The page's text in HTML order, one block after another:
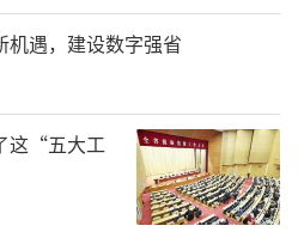
式的底层逻辑——借由技
统产业的人力堆砌，AI
挂大脑”：
助行业开放算力让周期缩
人完成了几十人的工作
机遇，建设数字强省
这“五大工